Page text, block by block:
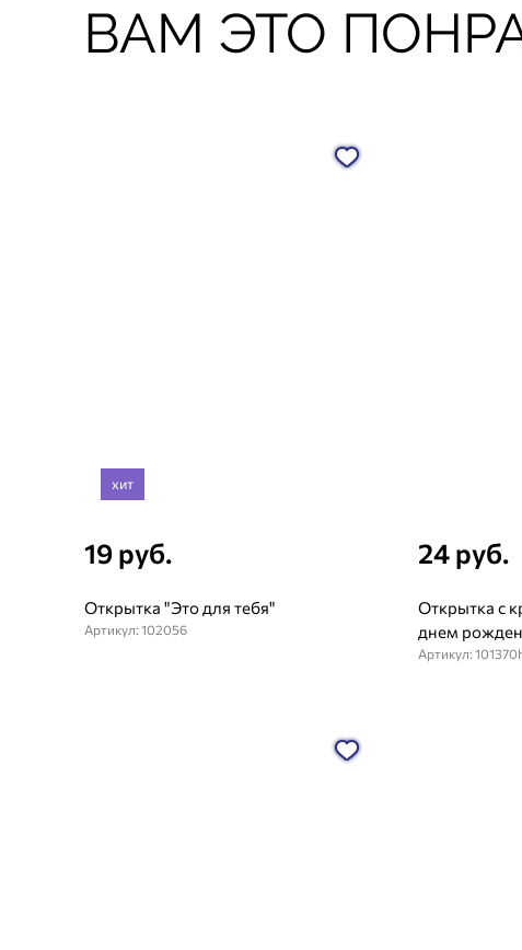
ВАМ ЭТО
хит
19 руб.
Открытка "Это для тебя"
Артикул: 102056
24 руб.
Открытка с
днем
Артикул: